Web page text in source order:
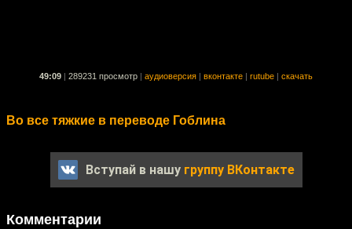
49:09 289231 просмотр аудиоверсия вконтакте rutube скачать
Во все тяжкие в переводе Гоблина
Вступай в нашу группу ВКонтакте
Комментарии